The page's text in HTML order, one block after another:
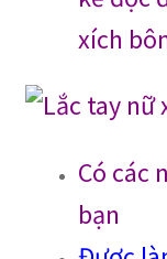
xích
Có các
bạn